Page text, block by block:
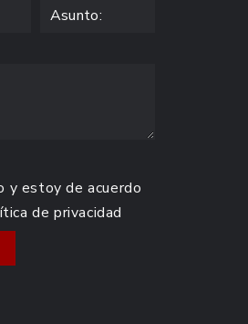
y estoy de acuerdo
de privacidad